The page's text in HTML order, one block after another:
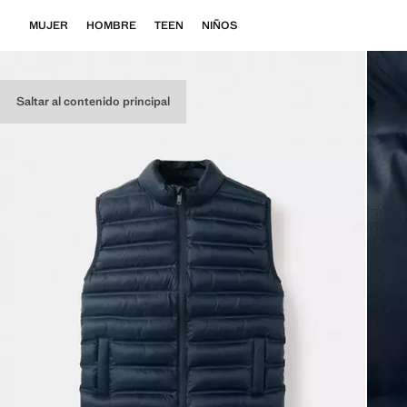
Saltar al contenido principal
MUJER HOMBRE TEEN NIÑOS